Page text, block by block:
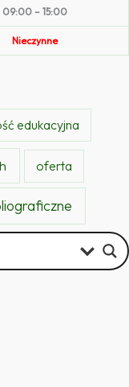
09:00 – 15:00
Nieczynne
edukacyjna
oferta